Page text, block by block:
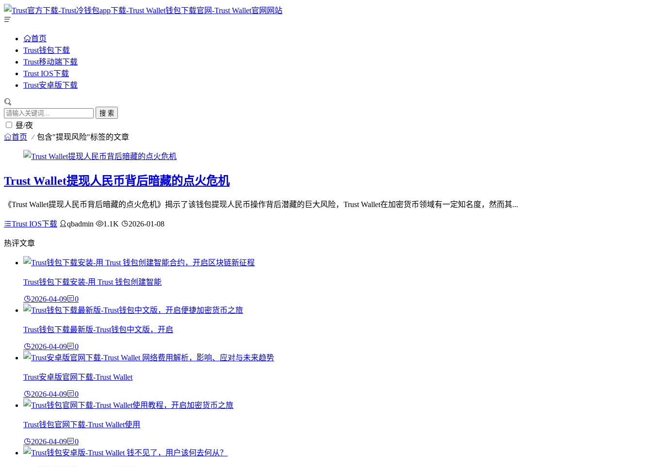
首页
Trust钱包下载
Trust移动端下载
Trust IOS下载
Trust安卓版下载
搜 索
昼/夜
首页 包含"提现风险"标签的文章
Trust Wallet提现人民币背后暗藏的点火危机
《Trust Wallet提现人民币背后暗藏的点火危机》揭示了该钱包提现人民币操作背后潜藏的巨大风险，Trust Wallet在加密货币领域有一定知名度，然而其...
Trust IOS下载 qbadmin 1.1K 2026-01-08
热评文章
Trust钱包下载安装-用 Trust 钱包创建智能
2026-04-09 0
Trust钱包下载最新版-Trust钱包中文版，开启
2026-04-09 0
Trust安卓版官网下载-Trust Wallet
2026-04-09 0
Trust钱包官网下载-Trust Wallet使用
2026-04-09 0